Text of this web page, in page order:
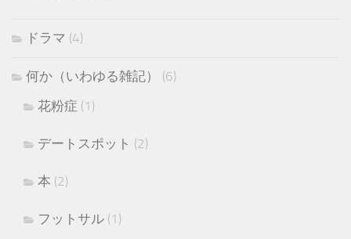
ドラマ (4)
何か（いわゆる雑記）
(6)
花粉症 (1)
デートスポット (2)
本 (2)
フットサル (1)